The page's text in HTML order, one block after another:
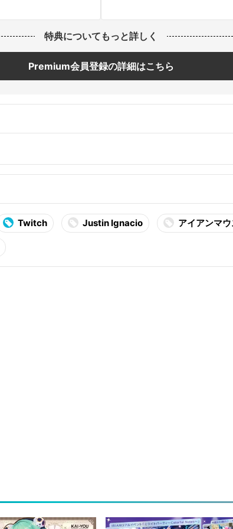
特典についてもっと詳しく
Premium会員登録の詳細はこちら
Twitch Justin Ignacio アイアンマ